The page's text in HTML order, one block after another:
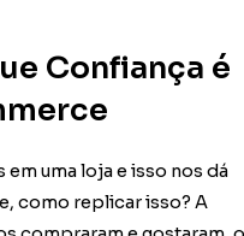
Confiança é
uma loja e isso nos dá
como replicar isso? A